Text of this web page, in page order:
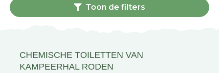
Toon de filters
CHEMISCHE TOILETTEN VAN
KAMPEERHAL RODEN